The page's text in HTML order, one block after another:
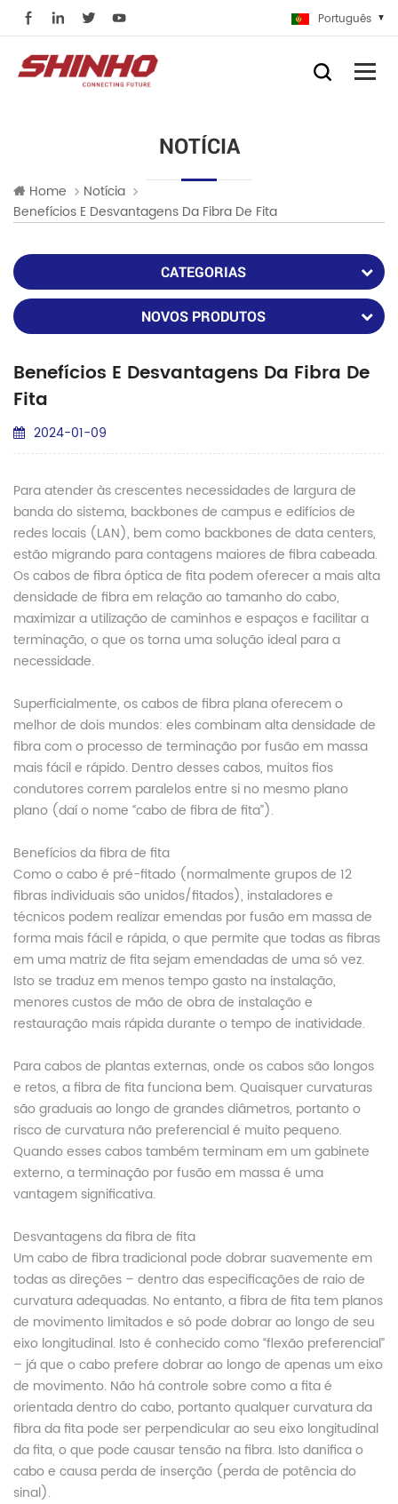
Português
NOTÍCIA
Home
Notícia
Benefícios E Desvantagens Da Fibra De Fita
CATEGORIAS
NOVOS PRODUTOS
Benefícios E Desvantagens Da Fibra De
Fita
2024-01-09
Para atender às crescentes necessidades de largura de
banda do sistema, backbones de campus e edifícios de
redes locais (LAN), bem como backbones de data centers,
estão migrando para contagens maiores de fibra cabeada.
Os cabos de fibra óptica de fita podem oferecer a mais alta
densidade de fibra em relação ao tamanho do cabo,
maximizar a utilização de caminhos e espaços e facilitar a
terminação, o que os torna uma solução ideal para a
necessidade.
Superficialmente, os cabos de fibra plana oferecem o
melhor de dois mundos: eles combinam alta densidade de
fibra com o processo de terminação por fusão em massa
mais fácil e rápido. Dentro desses cabos, muitos fios
condutores correm paralelos entre si no mesmo plano
plano (daí o nome “cabo de fibra de fita”).
Benefícios da fibra de fita
Como o cabo é pré-fitado (normalmente grupos de 12
fibras individuais são unidos/fitados), instaladores e
técnicos podem realizar emendas por fusão em massa de
forma mais fácil e rápida, o que permite que todas as fibras
em uma matriz de fita sejam emendadas de uma só vez.
Isto se traduz em menos tempo gasto na instalação,
menores custos de mão de obra de instalação e
restauração mais rápida durante o tempo de inatividade.
Para cabos de plantas externas, onde os cabos são longos
e retos, a fibra de fita funciona bem. Quaisquer curvaturas
são graduais ao longo de grandes diâmetros, portanto o
risco de curvatura não preferencial é muito pequeno.
Quando esses cabos também terminam em um gabinete
externo, a terminação por fusão em massa é uma
vantagem significativa.
Desvantagens da fibra de fita
Um cabo de fibra tradicional pode dobrar suavemente em
todas as direções – dentro das especificações de raio de
curvatura adequadas. No entanto, a fibra de fita tem planos
de movimento limitados e só pode dobrar ao longo de seu
eixo longitudinal. Isto é conhecido como “flexão preferencial”
– já que o cabo prefere dobrar ao longo de apenas um eixo
de movimento. Não há controle sobre como a fita é
orientada dentro do cabo, portanto qualquer curvatura da
fibra da fita pode ser perpendicular ao seu eixo longitudinal
da fita, o que pode causar tensão na fibra. Isto danifica o
cabo e causa perda de inserção (perda de potência do
sinal).